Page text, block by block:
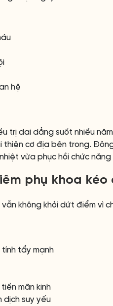
hệ
trị dai dẳng suốt nhiều
thiện cơ địa bên trong.
vừa phục hồi chức
phụ khoa
vẫn không khỏi dứt điểm vì
tính tẩy mạnh
mãn kinh
dịch suy yếu